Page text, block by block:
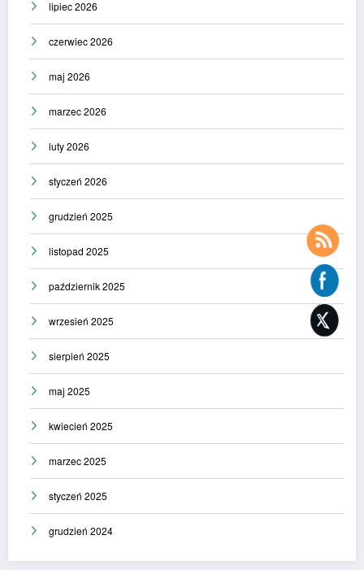
lipiec 2026
czerwiec 2026
maj 2026
marzec 2026
luty 2026
styczeń 2026
grudzień 2025
listopad 2025
październik 2025
wrzesień 2025
sierpień 2025
maj 2025
kwiecień 2025
marzec 2025
styczeń 2025
grudzień 2024